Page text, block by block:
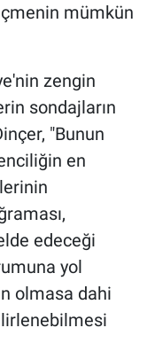
mümkün
zengin
sondajların
"Bunun
en
edeceği
yol
olmasa dahi